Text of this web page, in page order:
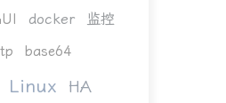
docker 监控
base64
Linux HA